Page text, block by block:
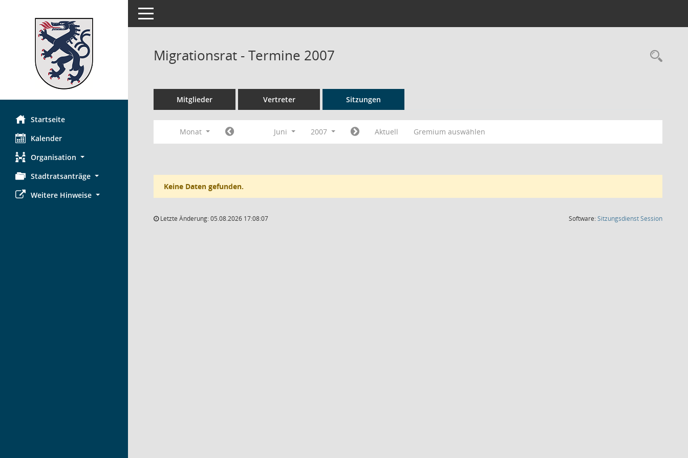
Startseite
Kalender
Organisation
Stadtratsanträge
Weitere Hinweise
Toggle navigation
Migrationsrat - Termine 2007
Mitglieder Vertreter Sitzungen
Monat Juni 2007 Aktuell Gremium auswählen
Keine Daten gefunden.
Letzte Änderung: 05.08.2026 17:08:07 Software:SitzungsdienstSession(Wird in